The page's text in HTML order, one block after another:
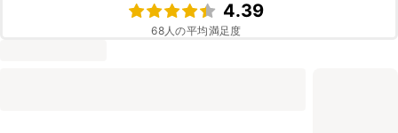
4.39
68人の平均満足度